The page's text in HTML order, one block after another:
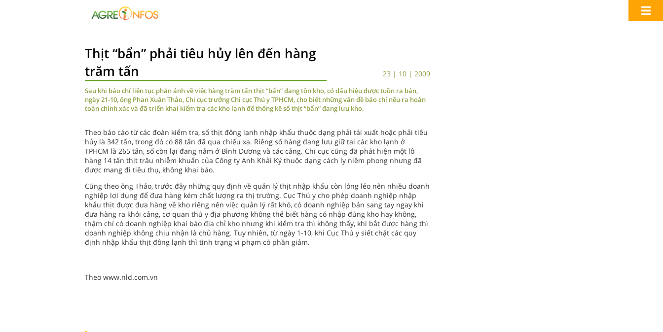
Thịt “bẩn” phải tiêu hủy lên đến hàng
trăm tấn
23 | 10 | 2009
Sau khi báo chí liên tục phản ánh về việc hàng trăm tấn thịt “bẩn” đang tồn kho, có dấu hiệu được tuồn ra bán,
ngày 21-10, ông Phan Xuân Thảo, Chi cục trưởng Chi cục Thú y TPHCM, cho biết những vấn đề báo chí nêu ra hoàn
toàn chính xác và đã triển khai kiểm tra các kho lạnh để thống kê số thịt “bẩn” đang lưu kho.
Theo báo cáo từ các đoàn kiểm tra, số thịt đông lạnh nhập khẩu thuộc dạng phải tái xuất hoặc phải tiêu
hủy là 342 tấn, trong đó có 88 tấn đã qua chiếu xạ. Riêng số hàng đang lưu giữ tại các kho lạnh ở
TPHCM là 265 tấn, số còn lại đang nằm ở Bình Dương và các cảng. Chi cục cũng đã phát hiện một lô
hàng 14 tấn thịt trâu nhiễm khuẩn của Công ty Anh Khải Ký thuộc dạng cách ly niêm phong nhưng đã
được mang đi tiêu thụ, không khai báo.
Cũng theo ông Thảo, trước đây những quy định về quản lý thịt nhập khẩu còn lỏng lẻo nên nhiều doanh
nghiệp lợi dụng để đưa hàng kém chất lượng ra thị trường. Cục Thú y cho phép doanh nghiệp nhập
khẩu thịt được đưa hàng về kho riêng nên việc quản lý rất khó, có doanh nghiệp bán sang tay ngay khi
đưa hàng ra khỏi cảng, cơ quan thú y địa phương không thể biết hàng có nhập đúng kho hay không,
thậm chí có doanh nghiệp khai báo địa chỉ kho nhưng khi kiểm tra thì không thấy, khi bắt được hàng thì
doanh nghiệp không chịu nhận là chủ hàng. Tuy nhiên, từ ngày 1-10, khi Cục Thú y siết chặt các quy
định nhập khẩu thịt đông lạnh thì tình trạng vi phạm có phần giảm.
Theo www.nld.com.vn